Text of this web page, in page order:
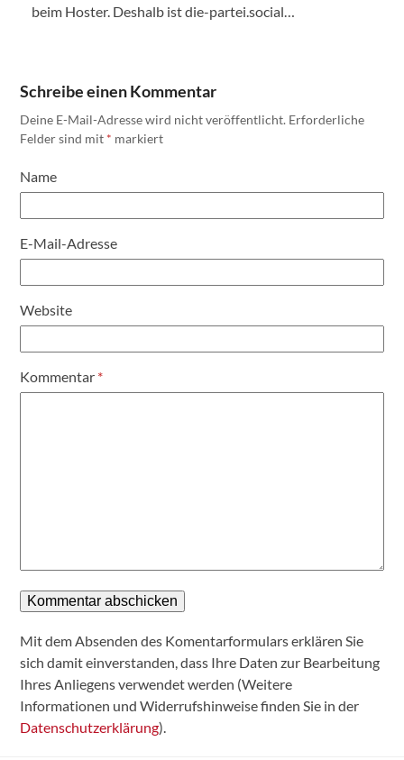
beim Hoster. Deshalb ist die-partei.social…
Schreibe einen Kommentar
Deine E-Mail-Adresse wird nicht veröffentlicht. Erforderliche
Felder sind mit * markiert
Name
E-Mail-Adresse
Website
Kommentar *
Mit dem Absenden des Komentarformulars erklären Sie
sich damit einverstanden, dass Ihre Daten zur Bearbeitung
Ihres Anliegens verwendet werden (Weitere
Informationen und Widerrufshinweise finden Sie in der
Datenschutzerklärung).